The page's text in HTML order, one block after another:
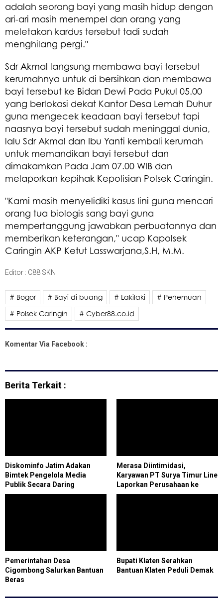
adalah seorang bayi yang masih hidup dengan
ari-ari masih menempel dan orang yang
meletakan kardus tersebut tadi sudah
menghilang pergi."
Sdr Akmal langsung membawa bayi tersebut
kerumahnya untuk di bersihkan dan membawa
bayi tersebut ke Bidan Dewi Pada Pukul 05.00
yang berlokasi dekat Kantor Desa Lemah Duhur
guna mengecek keadaan bayi tersebut tapi
naasnya bayi tersebut sudah meninggal dunia,
lalu Sdr Akmal dan Ibu Yanti kembali kerumah
untuk memandikan bayi tersebut dan
dimakamkan Pada Jam 07.00 WIB dan
melaporkan kepihak Kepolisian Polsek Caringin.
"Kami masih menyelidiki kasus Iini guna mencari
orang tua biologis sang bayi guna
mempertanggung jawabkan perbuatannya dan
memberikan keterangan," ucap Kapolsek
Caringin AKP Ketut Lasswarjana,S.H, M.M.
Editor : C88 SKN
# Bogor # Bayi di buang # Lakilaki
# Penemuan
# Polsek Caringin
# Cyber88.co.id
Komentar Via Facebook :
Berita Terkait :
Diskominfo Jatim Adakan
Bimtek Pengelola Media
Publik Secara Daring
Merasa Diintimidasi,
Karyawan PT Surya Timur Line
Laporkan Perusahaan ke
Komisi 2 DPRD Kota Cilegon
Pemerintahan Desa
Cigombong Salurkan Bantuan
Beras
Bupati Klaten Serahkan
Bantuan Klaten Peduli Demak